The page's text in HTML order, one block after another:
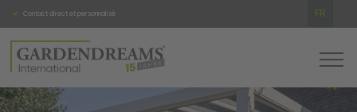
Contact direct et personnalisé FR